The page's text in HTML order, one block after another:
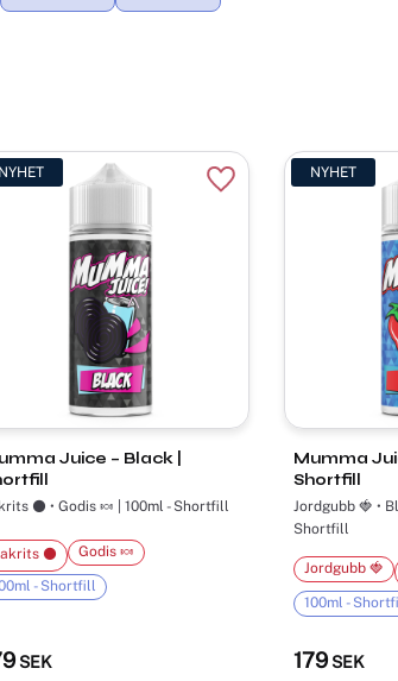
Juice – Black |
⚫ • Godis 🍬 | 100ml - Shortfill
SEK
⚫ Godis 🍬
- Shortfill
NYHET
Lägg till i favoriter
Mumma
Shortfill
Jordgubb 🍓 •
Shortfill
179SEK
Jordgubb 🍓
100ml -
NYHET